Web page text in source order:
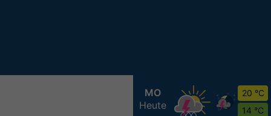
MO
Heute
20 °C
14 °C